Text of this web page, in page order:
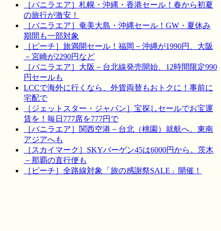
［バニラエア］札幌・沖縄・香港セール！春から初夏
の旅行が激安！
［バニラエア］奄美大島・沖縄セール！GW・夏休み
期間も一部対象
［ピーチ］旅満開セール！福岡－沖縄が1990円、大阪
－宮崎が2290円など
［バニラエア］大阪－台北線発売開始、12時間限定990
円セールも
LCCで海外に行くなら、外貨両替もおトクに！事前に
宅配で
［ジェットスター・ジャパン］宝探しセールでお宝運
賃を！毎日777席を777円で
［バニラエア］関西空港－台北（桃園）就航へ。東南
アジアへも
［スカイマーク］SKYバーゲン45は6000円から。茨木
－那覇の直行便も
［ピーチ］全路線対象「旅の感謝祭SALE」開催！